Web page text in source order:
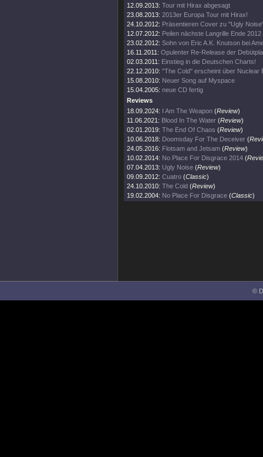
12.09.2013: Tour mit Hirax abgesagt
23.08.2013: 2013er Europa Tour mit Hirax!
24.10.2012: Präsentieren Cover zu "Ugly
12.07.2012: Peilen nächste Langrille Ende 2012
23.02.2012: Sohn von Eric A.K. Knutson bei
16.11.2011: Opulenter Re-Release der
02.03.2011: Einstieg in die Deutschen Charts!
22.12.2010: "The Cold" erscheint über Nuclear
15.08.2010: Neuer Song auf Myspace
15.04.2005: neue CD fertig
Reviews
18.09.2024: I Am The Weapon (Review)
11.06.2021: Blood In The Water (Review)
02.01.2019: The End Of Chaos (Review)
10.06.2018: Doomsday For The Deceiver (
24.05.2016: Flotsam and Jetsam (Review)
10.02.2014: No Place For Disgrace 2014 (
07.04.2013: Ugly Noise (Review)
09.09.2012: Cuatro (Classic)
24.10.2010: The Cold (Review)
19.02.2004: No Place For Disgrace (Classic)
©